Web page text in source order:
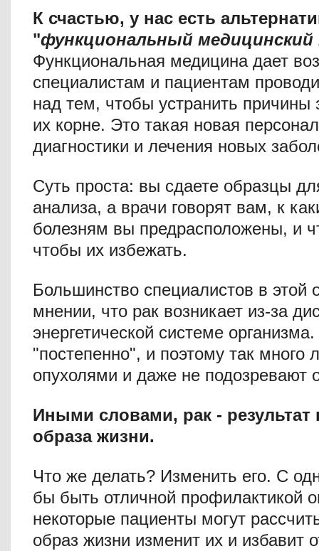
К счастью, у нас есть
"функциональный медицинский
Функциональная медицина дает
специалистам и пациентам
над тем, чтобы устранить
их корне. Это такая новая
диагностики и лечения новых
Суть проста: вы сдаете образцы
анализа, а врачи говорят вам, к
болезням вы предрасположены, и
чтобы их избежать.
Большинство специалистов в этой
мнении, что рак возникает из-за
энергетической системе
"постепенно", и поэтому так много
опухолями и даже не подозревают
Иными словами, рак - результат
образа жизни.
Что же делать? Изменить его. С
бы быть отличной профилактикой
некоторые пациенты могут
образ жизни изменит их и избавит